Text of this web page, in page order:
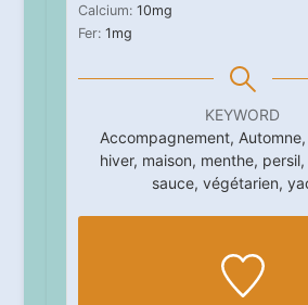
Calcium: 10mg
Fer: 1mg
KEYWORD
Accompagnement,
hiver, maison, menthe,
sauce, végétarien,